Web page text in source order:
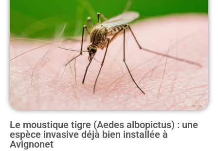
Le moustique tigre (Aedes albopictus) : une
espèce invasive déjà bien installée à
Avignonet